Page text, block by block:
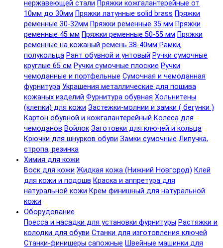
нержавеющей стали Пряжки кожгалантерейные от
10мм до 30мм Пряжки латунные solid brass Пряжки
ременные 30-32мм Пряжки ременные 35 мм Пряжки
ременные 45 мм Пряжки ременные 50-55 мм Пряжки
ременные на кожаный ремень 38-40мм Рамки,
полукольца Рант обувной и унтовый Ручки сумочные
круглые 65 см Ручки сумочные плоские Ручки
чемоданные и портфельные Сумочная и чемоданная
фурнитура Украшения металлические для пошива
кожаных изделий Фурнитура обувная Хольнитены
(клепки) для кожи Застежки-молнии и замки ( бегунки )
Картон обувной и кожгалантерейный Колеса для
чемоданов Войлок Заготовки для ключей и кольца
Крючки для шнурков обуви Замки сумочные Липучка,
стропа, резинка
Химия для кожи
Воск для кожи Жидкая кожа (Нижний Новгород) Клей
для кожи и подошв Краска и аппретура для
натуральной кожи Крем финишный для натуральной
кожи
Оборудование
Пресса и насадки для установки фурнитуры Растяжки и
колодки для обуви Станки для изготовления ключей
Станки-финишеры сапожные Швейные машинки для